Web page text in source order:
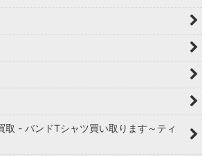
取 - バンドTシャツ買い取ります～ティ